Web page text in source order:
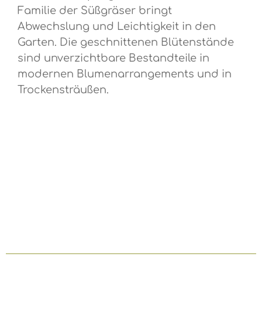
Familie der Süßgräser bringt
Abwechslung und Leichtigkeit in den
Garten. Die geschnittenen Blütenstände
sind unverzichtbare Bestandteile in
modernen Blumenarrangements und in
Trockensträußen.